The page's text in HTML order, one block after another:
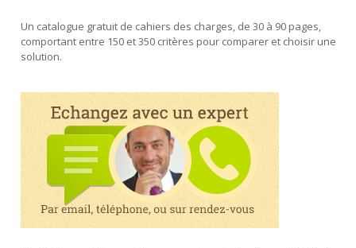
Un catalogue gratuit de cahiers des charges, de 30 à 90 pages,
comportant entre 150 et 350 critères pour comparer et choisir une
solution.